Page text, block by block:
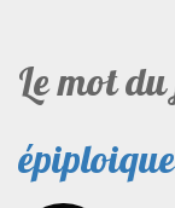
content
Le mot
épiploique